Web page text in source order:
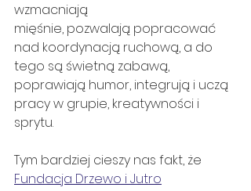
wzmacniają
mięśnie, pozwalają popracować
nad koordynacją ruchową, a do
tego są świetną zabawą,
poprawiają humor, integrują i uczą
pracy w grupie, kreatywności i
sprytu.
Tym bardziej cieszy nas fakt, że
Fundacja Drzewo i Jutro